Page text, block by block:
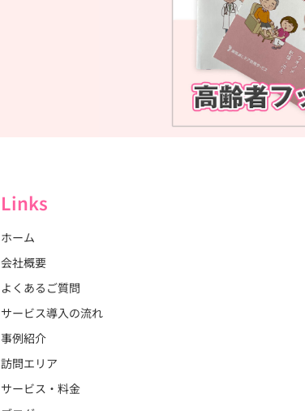
Links
ホーム
会社概要
よくあるご質問
サービス導入の流れ
事例紹介
訪問エリア
サービス・料金